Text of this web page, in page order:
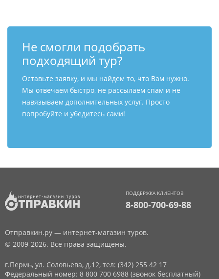
Не смогли подобрать
подходящий тур?
Оставьте заявку, и мы найдем то, что Вам нужно.
Мы отвечаем быстро, не рассылаем спам и не
навязываем дополнительных услуг. Просто
попробуйте и убедитесь сами!
ПОДДЕРЖКА КЛИЕНТОВ
8-800-700-69-88
Отправкин.ру — интернет-магазин туров.
© 2009-2026. Все права защищены.
г.Пермь, ул. Соловьева, д.12, тел: (342) 255 42 17
Федеральный номер: 8 800 700 6988 (звонок бесплатный)